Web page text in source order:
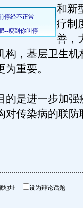
和新
疗制
善，
构，基层卫生机
重要。
是进一步加强
对传染病的联防
地址 设为辩论话题